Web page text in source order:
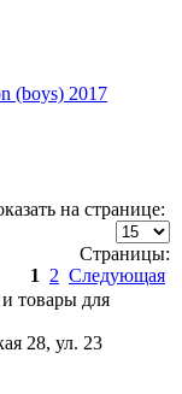
(boys) 2017
на странице:
Страницы:
1
2 Следующая
товары для
28, ул. 23